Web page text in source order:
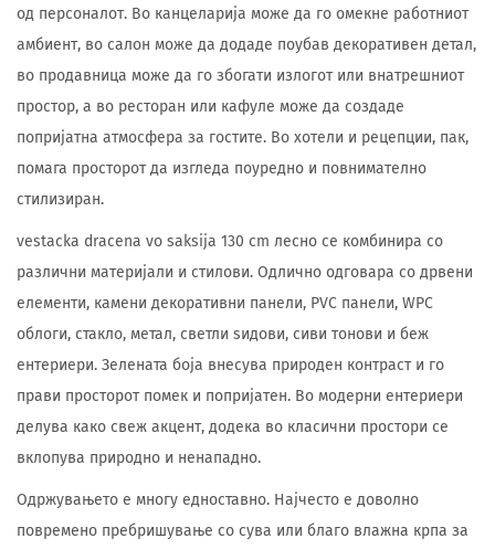
од персоналот. Во канцеларија може да го омекне работниот
амбиент, во салон може да додаде поубав декоративен детал,
во продавница може да го збогати излогот или внатрешниот
простор, а во ресторан или кафуле може да создаде
попријатна атмосфера за гостите. Во хотели и рецепции, пак,
помага просторот да изгледа поуредно и повнимателно
стилизиран.
vestacka dracena vo saksija 130 cm лесно се комбинира со
различни материјали и стилови. Одлично одговара со дрвени
елементи, камени декоративни панели, PVC панели, WPC
облоги, стакло, метал, светли ѕидови, сиви тонови и беж
ентериери. Зелената боја внесува природен контраст и го
прави просторот помек и попријатен. Во модерни ентериери
делува како свеж акцент, додека во класични простори се
вклопува природно и ненападно.
Одржувањето е многу едноставно. Најчесто е доволно
повремено пребришување со сува или благо влажна крпа за